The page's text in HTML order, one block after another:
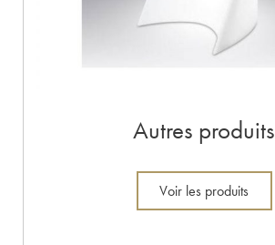
Autres produits
Voir les produits